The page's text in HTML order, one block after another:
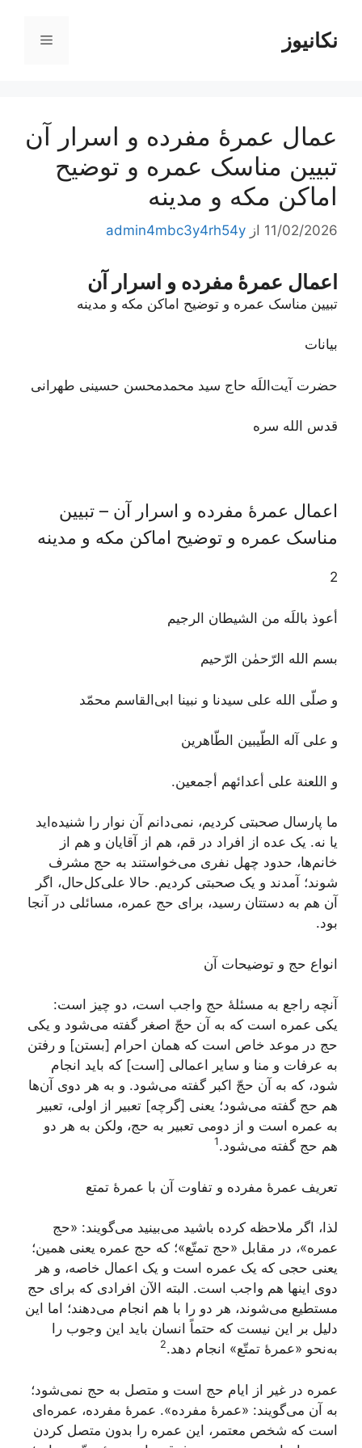
محتوانکانیوز فهرست
عمال عمرۀ مفرده و اسرار آن
تبیین مناسک عمره و توضیح
اماکن مکه و مدینه
11/02/2026 از admin4mbc3y4rh54y
اعمال عمرۀ مفرده و اسرار آن
تبیین مناسک عمره و توضیح اماکن مکه و مدینه
بیانات
حضرت آیت‌اللَه حاج سید محمدمحسن حسینی طهرانی
قدس الله سره
اعمال عمرۀ مفرده و اسرار آن – تبیین
مناسک عمره و توضیح اماکن مکه و مدینه
2
أعوذ باللَه من الشیطان الرجیم
بسم الله الرّحمٰن الرّحیم
و صلّی الله علی سیدنا و نبینا ابی‌القاسم محمّد
و علی آله الطّیبین الطّاهرین
و اللعنة علی أعدائهم أجمعین.
ما پارسال صحبتی کردیم، نمی‌دانم آن نوار را شنیده‌اید
یا نه. یک عده از افراد در قم، هم از آقایان و هم از
خانم‌ها، حدود چهل نفری می‌خواستند به حج مشرف
شوند؛ آمدند و یک صحبتی کردیم. حالا علی‌کل‌حال، اگر
آن هم به دستتان رسید، برای حج عمره، مسائلی در آنجا
بود.
انواع حج و توضیحات آن
آنچه راجع به مسئلۀ حج واجب است، دو چیز است:
یکی عمره است که به آن حجّ اصغر گفته می‌شود و یکی
حج در موعد خاص است که همان احرام [بستن] و رفتن
به عرفات و منا و سایر اعمالی [است] که باید انجام
شود، که به آن حجّ اکبر گفته می‌شود. و به هر دوی آن‌ها
هم حج گفته می‌شود؛ یعنی [گرچه] تعبیر از اولی، تعبیر
به عمره است و از دومی تعبیر به حج، ولکن به هر دو
هم حج گفته می‌شود.1
تعریف عمرۀ مفرده و تفاوت آن با عمرۀ تمتع
لذا، اگر ملاحظه کرده باشید می‌بینید می‌گویند: «حج
عمره»، در مقابل «حج تمتّع»؛ که حج عمره یعنی همین؛
یعنی حجی که یک عمره است و یک اعمال خاصه، و هر
دوی اینها هم واجب است. البته الآن افرادی که برای حج
مستطیع می‌شوند، هر دو را با هم انجام می‌دهند؛ اما این
دلیل بر این نیست که حتماً انسان باید این وجوب را
به‌نحو «عمرۀ تمتّع» انجام دهد.2
عمره در غیر از ایام حج است و متصل به حج نمی‌شود؛
به آن می‌گویند: «عمرۀ مفرده». عمرۀ مفرده، عمره‌ای
است که شخص معتمر، این عمره را بدون متصل کردن